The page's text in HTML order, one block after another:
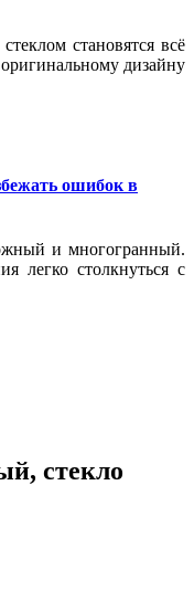
становятся всё
дизайну
ошибок в
и многогранный.
легко столкнуться с
стекло